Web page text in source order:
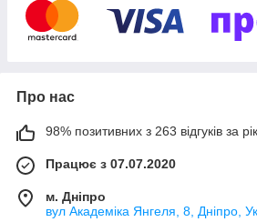
Про нас
98% позитивних з 263 відгуків за рік
Працює з 07.07.2020
м. Дніпро
вул Академіка Янгеля, 8, Дніпро,